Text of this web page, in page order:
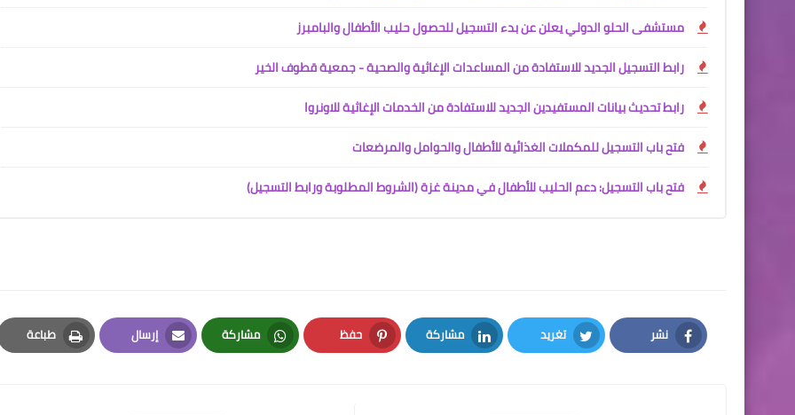
مستشفى الحلو الدولي يعلن عن بدء التسجيل للحصول حليب الأطفال والبامبرز
رابط التسجيل الجديد للاستفادة من المساعدات الإغاثية والصحية - جمعية قطوف الخير
رابط تحديث بيانات المستفيدين الجديد للاستفادة من الخدمات الإغاثية للاونروا
فتح باب التسجيل للمكملات الغذائية للأطفال والحوامل والمرضعات
فتح باب التسجيل: دعم الحليب للأطفال في مدينة غزة (الشروط المطلوبة ورابط التسجيل)
نشر
Facebook
تغريد
Twitter
مشاركة
LinkedIn
حفظ
Pinterest
مشاركة
Whatsapp
إرسال
Email
طباعة
Print